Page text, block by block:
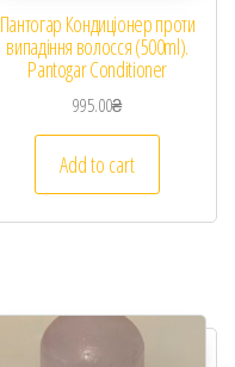
Пантогар Кондиціонер проти
випадіння волосся (500ml).
Pantogar Conditioner
995.00₴
Add to cart